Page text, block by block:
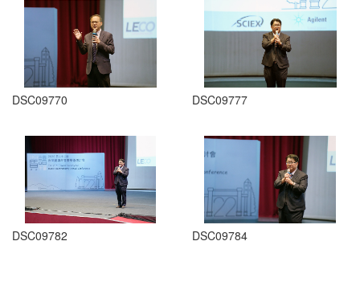
DSC09770 DSC09777
DSC09782 DSC09784